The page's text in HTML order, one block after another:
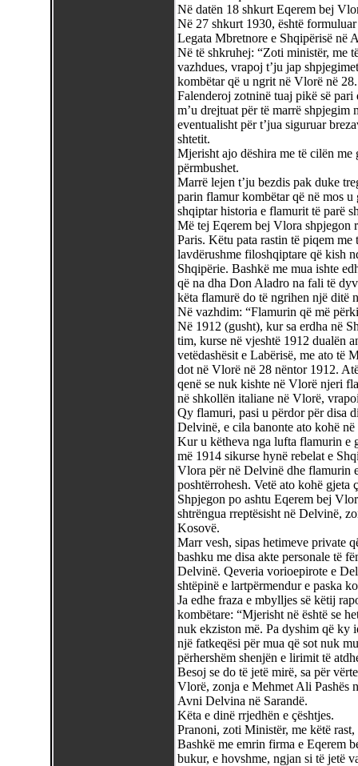
Në datën 18 shkurt Eqerem bej
Në 27 shkurt 1930, është
Legata Mbretnore e Shqipërisë në
Në të shkruhej: “Zoti ministër, me
vazhdues, vrapoj t’ju jap
kombëtar që u ngrit në Vlorë në
Falenderoj zotninë tuaj pikë së
m’u drejtuat për të marrë
eventualisht për t’jua siguruar
shtetit.
Mjerisht ajo dëshira me të cilën
përmbushet.
Marrë lejen t’ju bezdis pak duke
parin flamur kombëtar që në mos u
shqiptar historia e flamurit të parë
Më tej Eqerem bej Vlora shpjegon
Paris. Këtu pata rastin të piqem
lavdërushme filoshqiptare që kish
Shqipërie. Bashkë me mua ishte
që na dha Don Aladro na fali të
këta flamurë do të ngrihen një ditë
Në vazhdim: “Flamurin që më
Në 1912 (gusht), kur sa erdha në
tim, kurse në vjeshtë 1912 dualën
vetëdashësit e Labërisë, me ato të
dot në Vlorë në 28 nëntor 1912.
qenë se nuk kishte në Vlorë njeri
në shkollën italiane në Vlorë,
Qy flamuri, pasi u përdor për disa
Delvinë, e cila banonte ato kohë në
Kur u këtheva nga lufta flamurin e
më 1914 sikurse hynë rebelat e
Vlora për në Delvinë dhe flamurin
poshtërrohesh. Vetë ato kohë gjeta
Shpjegon po ashtu Eqerem bej
shtrëngua rreptësisht në Delvinë,
Kosovë.
Marr vesh, sipas hetimeve private
bashku me disa akte personale të
Delvinë. Qeveria vorioepirote e
shtëpinë e lartpërmendur e paska
Ja edhe fraza e mbylljes së këtij
kombëtare: “Mjerisht në është se
nuk ekziston më. Pa dyshim që ky
një fatkeqësi për mua që sot nuk
përhershëm shenjën e lirimit të
Besoj se do të jetë mirë, sa për
Vlorë, zonja e Mehmet Ali Pashës
Avni Delvina në Sarandë.
Këta e dinë rrjedhën e çështjes.
Pranoni, zoti Ministër, me këtë
Bashkë me emrin firma e Eqerem
bukur, e hovshme, ngjan si të jetë